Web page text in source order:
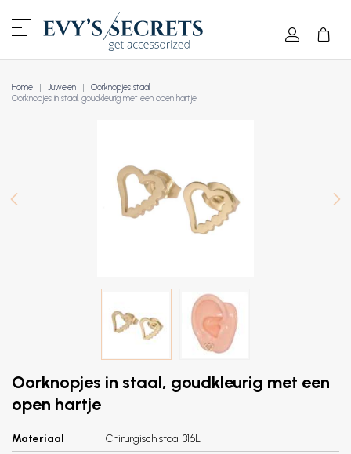
Home Juwelen
Oorknopjes staal
Oorknopjes in staal, goudkleurig met een open hartje
Oorknopjes in staal, goudkleurig met een
open hartje
Materiaal
Chirurgisch staal 316L